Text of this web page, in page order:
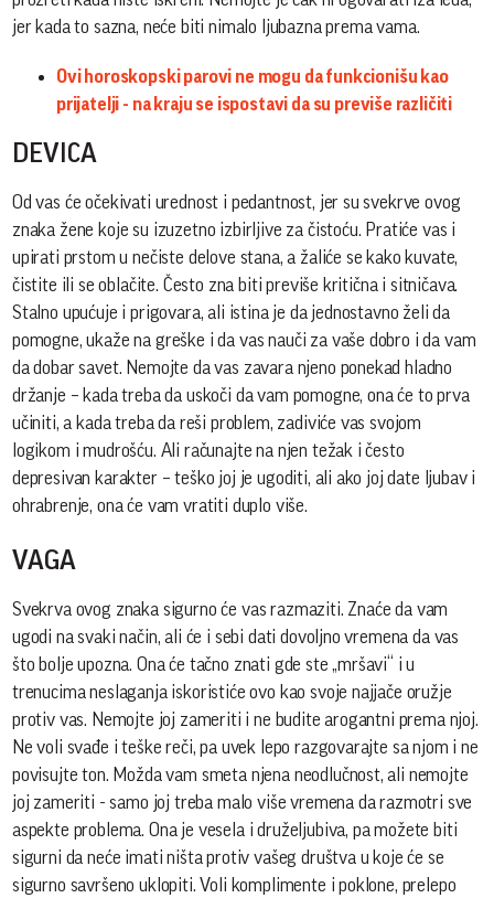
jer kada to sazna, neće biti nimalo ljubazna prema vama.
Ovi horoskopski parovi ne mogu da funkcionišu kao
prijatelji - na kraju se ispostavi da su previše različiti
DEVICA
Od vas će očekivati urednost i pedantnost, jer su svekrve ovog
znaka žene koje su izuzetno izbirljive za čistoću. Pratiće vas i
upirati prstom u nečiste delove stana, a žaliće se kako kuvate,
čistite ili se oblačite. Često zna biti previše kritična i sitničava.
Stalno upućuje i prigovara, ali istina je da jednostavno želi da
pomogne, ukaže na greške i da vas nauči za vaše dobro i da vam
da dobar savet. Nemojte da vas zavara njeno ponekad hladno
držanje – kada treba da uskoči da vam pomogne, ona će to prva
učiniti, a kada treba da reši problem, zadiviće vas svojom
logikom i mudrošću. Ali računajte na njen težak i često
depresivan karakter – teško joj je ugoditi, ali ako joj date ljubav i
ohrabrenje, ona će vam vratiti duplo više.
VAGA
Svekrva ovog znaka sigurno će vas razmaziti. Znaće da vam
ugodi na svaki način, ali će i sebi dati dovoljno vremena da vas
što bolje upozna. Ona će tačno znati gde ste „mršavi“ i u
trenucima neslaganja iskoristiće ovo kao svoje najjače oružje
protiv vas. Nemojte joj zameriti i ne budite arogantni prema njoj.
Ne voli svađe i teške reči, pa uvek lepo razgovarajte sa njom i ne
povisujte ton. Možda vam smeta njena neodlučnost, ali nemojte
joj zameriti - samo joj treba malo više vremena da razmotri sve
aspekte problema. Ona je vesela i druželjubiva, pa možete biti
sigurni da neće imati ništa protiv vašeg društva u koje će se
sigurno savršeno uklopiti. Voli komplimente i poklone, prelepo